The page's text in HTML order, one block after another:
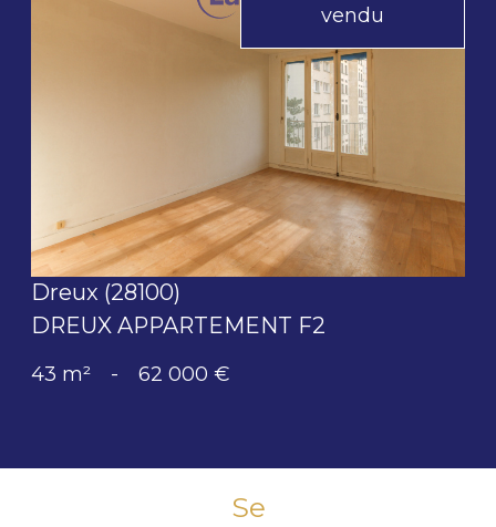
vendu
voir le bien
Dreux (28100)
DREUX APPARTEMENT F2
43 m² - 62 000 €
Se